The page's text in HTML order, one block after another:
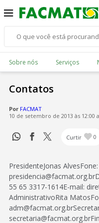
Sobre nós Serviços
Contatos
Por FACMAT
10 de setembro de 2013 às 12:00
Curtir 0
PresidenteJonas
55 65 3317-1614E-mail:
AdministrativoRita